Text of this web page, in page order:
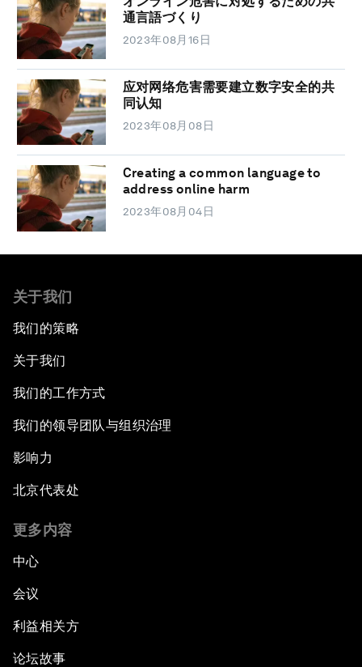
通言語づくり
2023年08月16日
应对网络危害需要建立数字安全的共
同认知
2023年08月08日
Creating a common language to
address online harm
2023年08月04日
关于我们
我们的策略
关于我们
我们的工作方式
我们的领导团队与组织治理
影响力
北京代表处
更多内容
中心
会议
利益相关方
论坛故事